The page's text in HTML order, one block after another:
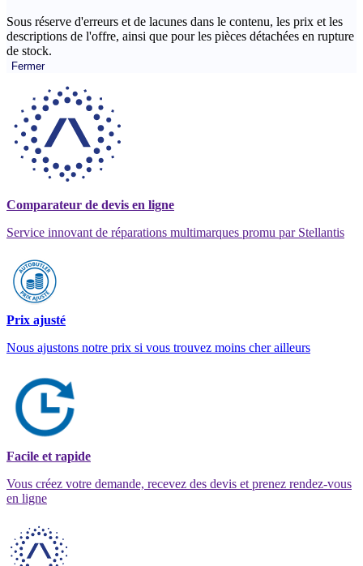
Sous réserve d'erreurs et de lacunes dans le contenu, les prix et les
descriptions de l'offre, ainsi que pour les pièces détachées en rupture
de stock.
Fermer
Comparateur de devis en ligne
Service innovant de réparations multimarques promu par Stellantis
Prix ajusté
Nous ajustons notre prix si vous trouvez moins cher ailleurs
Facile et rapide
Vous créez votre demande, recevez des devis et prenez rendez-vous
en ligne